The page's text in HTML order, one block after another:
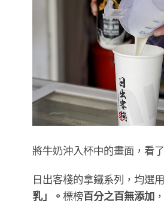
將牛奶沖入杯中的畫面，看
日出客棧的拿鐵系列，均選用
乳」。 標榜百分之百無添加